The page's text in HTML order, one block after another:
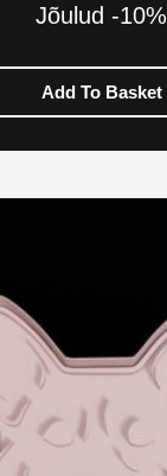
Jõulud -10%
Add To Basket